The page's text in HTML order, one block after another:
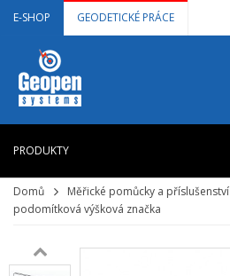
E-SHOP GEODETICKÉ PRÁCE
PRODUKTY
HOME
NIVELAČNÍ PŘÍSTROJE
Domů Měřické pomůcky a příslušenství
podomítková výšková značka